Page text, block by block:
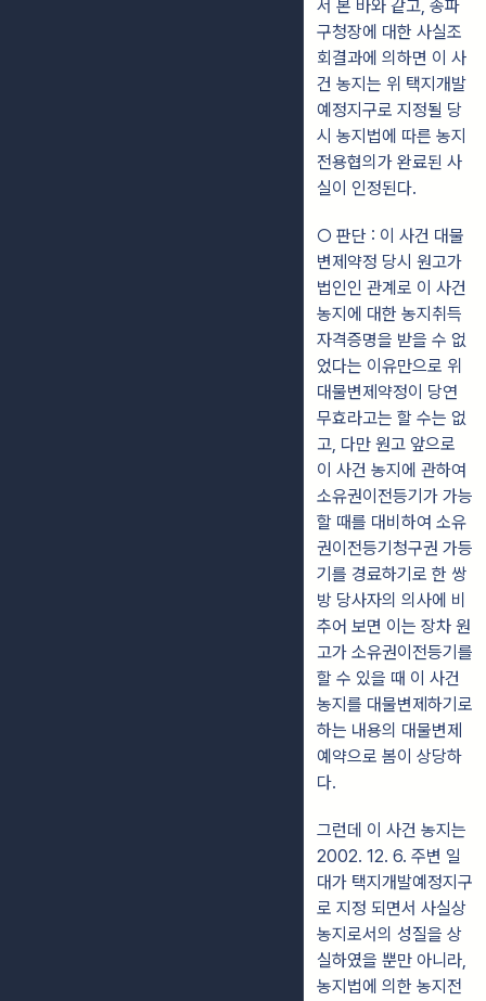
서 본 바와 같고, 송파
구청장에 대한 사실조
회결과에 의하면 이 사
건 농지는 위 택지개발
예정지구로 지정될 당
시 농지법에 따른 농지
전용협의가 완료된 사
실이 인정된다.
○ 판단 : 이 사건 대물
변제약정 당시 원고가
법인인 관계로 이 사건
농지에 대한 농지취득
자격증명을 받을 수 없
었다는 이유만으로 위
대물변제약정이 당연
무효라고는 할 수는 없
고, 다만 원고 앞으로
이 사건 농지에 관하여
소유권이전등기가 가능
할 때를 대비하여 소유
권이전등기청구권 가등
기를 경료하기로 한 쌍
방 당사자의 의사에 비
추어 보면 이는 장차 원
고가 소유권이전등기를
할 수 있을 때 이 사건
농지를 대물변제하기로
하는 내용의 대물변제
예약으로 봄이 상당하
다.
그런데 이 사건 농지는
2002. 12. 6. 주변 일
대가 택지개발예정지구
로 지정 되면서 사실상
농지로서의 성질을 상
실하였을 뿐만 아니라,
농지법에 의한 농지전